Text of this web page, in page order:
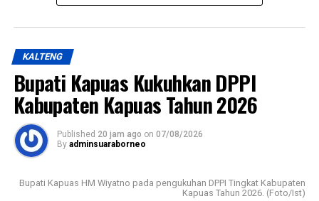
dan Dasa Dharma Pramuka,” ujarnya.
Ia mengatakan pembentukan karakter tersebut selaras
dengan penetapan predikat Pramuka Penggalang Garuda.
Oleh karena itu melalui pembinaan ketat para anggota yang
dilantik diharapkan mampu menjadi teladan.
Sementara itu Ketua Kwartir Cabang (Kwarcab) Gerakan
Pramuka Kapuas Suwarno Muriyat mengatakan pelantikan
Pramuka Penggalang Garuda ini menjadi sejarah baru
karena merupakan yang pertama kali dilaksanakan di
KALTENG
Bupati Kapuas Kukuhkan DPPI
Kabupaten Kapuas Tahun 2026
Published 20 jam ago on 07/08/2026
By adminsuaraborneo
Bupati Kapuas HM Wiyatno pada pengukuhan DPPI Tingkat Kabupaten
Kapuas Tahun 2026. (Foto/Ist)